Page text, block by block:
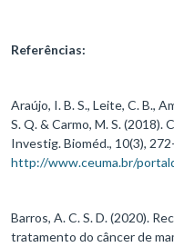
Referências:
Araújo, I. B. S., Leite, C. B.,
S. Q. & Carmo, M. S. (2018).
Investig. Bioméd., 10(3),
http://www.ceuma.br/
Barros, A. C. S. D. (2020).
tratamento do câncer de